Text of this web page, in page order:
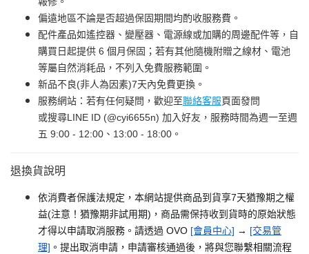
偏遠地區不論是否超過保固期間均酌收服務費。
配件產品如遙控器、變壓器、電源線或加購的周邊配件等，自
購買日起提供 6 個月保固；若有其他隨機附贈之線材、電池
等屬自然消耗品，不列入免費服務範圍。
新品不良(非人為因素)7天內免費更換。
服務網站：若有任何疑問，歡迎至聯絡客服頁面發問
或搜尋LINE ID (@cyi6655n) 加入好友，服務時間為週一至週
五 9:00 - 12:00、13:00 - 18:00。
退換貨說明
依消費者保護法規定，本網站提供商品到貨享7天猶豫期之權
益(注意！猶豫期非試用期)，商品需保持收到貨時的原始狀態
才得以申請取消服務。請透過 OVO [會員中心] → [交易管
理] 。提出取消申請，申請審核通過後，將與您聯繫相關流程